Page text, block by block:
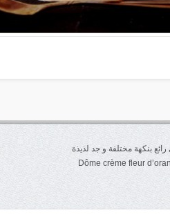
بنكهة مختلفة و جد لذيذة
/Dôme crème fleur